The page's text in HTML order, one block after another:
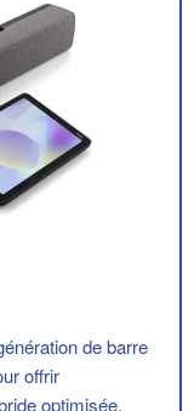
tout-en-un
interactif.